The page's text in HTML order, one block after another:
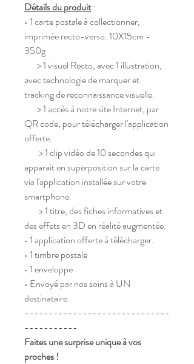
Détails du produit:
• 1 carte postale à collectionner,
imprimée recto-verso. 10X15cm -
350g
> 1 visuel Recto, avec 1 illustration,
avec technologie de marquer et
tracking de reconnaissance visuelle.
> 1 accès à notre site Internet, par
QR code, pour télécharger l'application
offerte.
> 1 clip vidéo de 10 secondes qui
apparait en superposition sur la carte
via l'application installée sur votre
smartphone.
> 1 titre, des fiches informatives et
des effets en 3D en réalité augmentée.
• 1 application offerte à télécharger.
• 1 timbre postale
• 1 enveloppe
• Envoyé par nos soins à UN
destinataire.
------------------------------
-----------
Faites une surprise unique à vos
proches !